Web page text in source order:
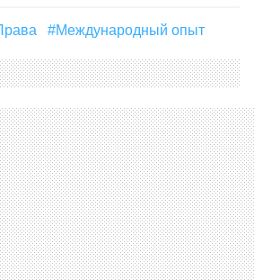
#права #международный опыт